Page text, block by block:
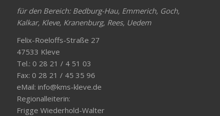
für den Bereich: Bedburg-Hau, Emmerich, Goch,
Kalkar, Kleve, Kranenburg, Rees, Uedem
Felix-Roeloffs-Straße 27
47533 Kleve
Tel.: 0 28 21 / 4 51 03
Fax: 0 28 21 / 45 35 96
eMail: info@kms-kleve.de
Regionalleiterin:
Frigge Wiederhold-Walter